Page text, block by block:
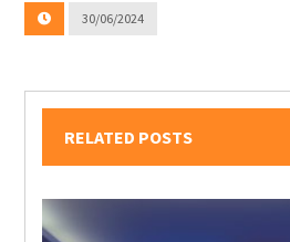
30/06/2024
RELATED POSTS